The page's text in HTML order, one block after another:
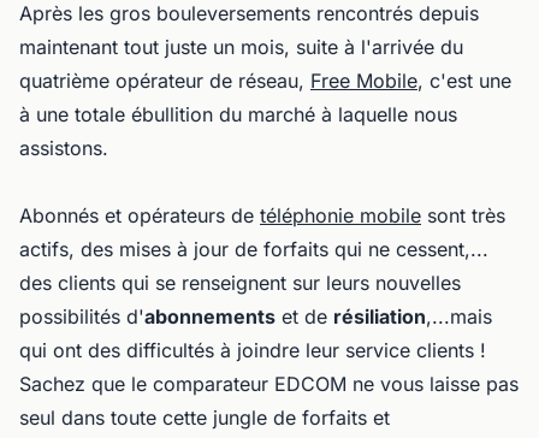
Après les gros bouleversements rencontrés depuis
maintenant tout juste un mois, suite à l'arrivée du
quatrième opérateur de réseau, Free Mobile, c'est une
à une totale ébullition du marché à laquelle nous
assistons.
Abonnés et opérateurs de téléphonie mobile sont très
actifs, des mises à jour de forfaits qui ne cessent,...
des clients qui se renseignent sur leurs nouvelles
possibilités d'abonnements et de résiliation,...mais
qui ont des difficultés à joindre leur service clients !
Sachez que le comparateur EDCOM ne vous laisse pas
seul dans toute cette jungle de forfaits et